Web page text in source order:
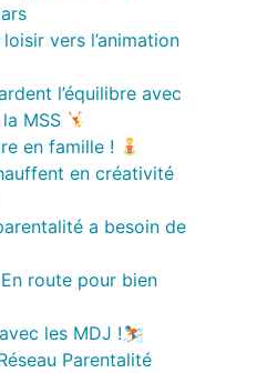
loisir vers l’animation
l’équilibre avec
MSS
en famille !
en créativité
a besoin de
En route pour bien
les MDJ !⛷️
Parentalité